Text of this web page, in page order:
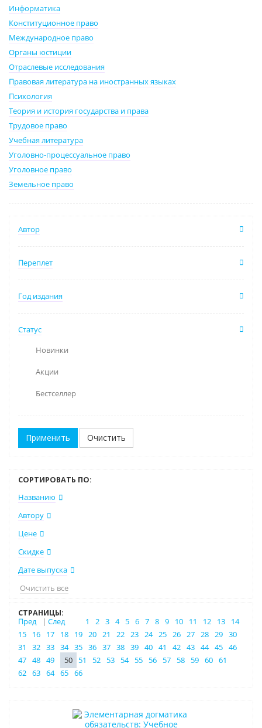
Информатика
Конституционное право
Международное право
Органы юстиции
Отраслевые исследования
Правовая литература на иностранных языках
Психология
Теория и история государства и права
Трудовое право
Учебная литература
Уголовно-процессуальное право
Уголовное право
Земельное право
Автор
Переплет
Год издания
Статус
Новинки
Акции
Бестселлер
Очистить
СОРТИРОВАТЬ ПО:
Названию
Автору
Цене
Скидке
Дате выпуска
Очистить все
СТРАНИЦЫ:
Пред
| След 1 2 3 4 5 6 7 8 9 10 11 12 13
14
15
16 17 18 19 20 21 22 23 24 25 26 27 28 29 30
31
32 33 34 35 36 37 38 39 40 41 42 43 44 45 46
47 48 49 50 51 52 53 54 55 56 57 58 59 60 61
62 63 64 65 66